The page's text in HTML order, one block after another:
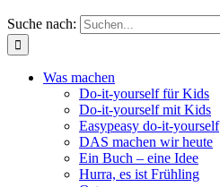
Suche nach:
Was machen
Do-it-yourself für Kids
Do-it-yourself mit Kids
Easypeasy do-it-yourself
DAS machen wir heute
Ein Buch – eine Idee
Hurra, es ist Frühling